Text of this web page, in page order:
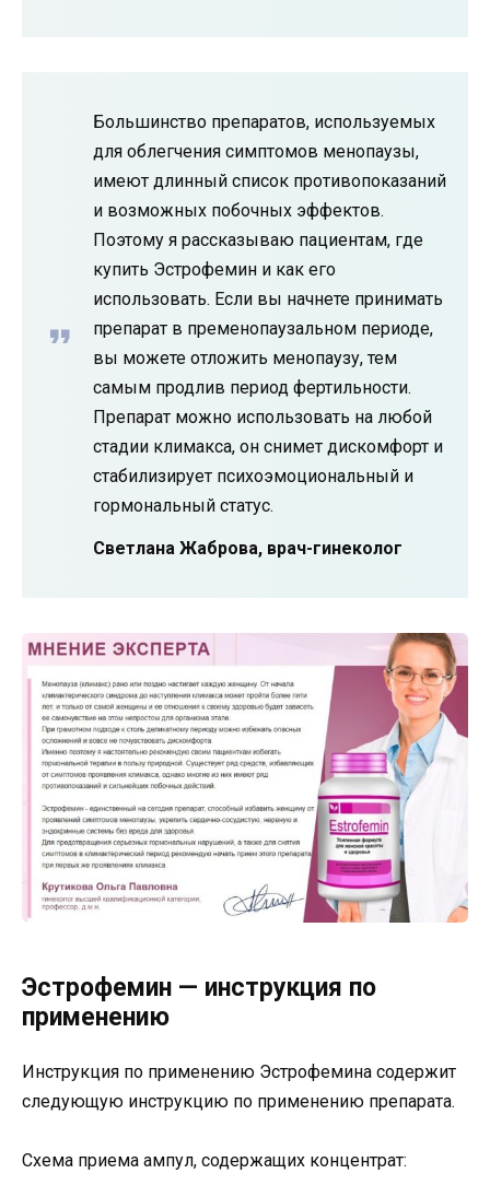
Большинство препаратов, используемых
для облегчения симптомов менопаузы,
имеют длинный список противопоказаний
и возможных побочных эффектов.
Поэтому я рассказываю пациентам, где
купить Эстрофемин и как его
использовать. Если вы начнете принимать
препарат в пременопаузальном периоде,
вы можете отложить менопаузу, тем
самым продлив период фертильности.
Препарат можно использовать на любой
стадии климакса, он снимет дискомфорт и
стабилизирует психоэмоциональный и
гормональный статус.
Светлана Жаброва, врач-гинеколог
Эстрофемин — инструкция по
применению
Инструкция по применению Эстрофемина содержит
следующую инструкцию по применению препарата.
Схема приема ампул, содержащих концентрат: